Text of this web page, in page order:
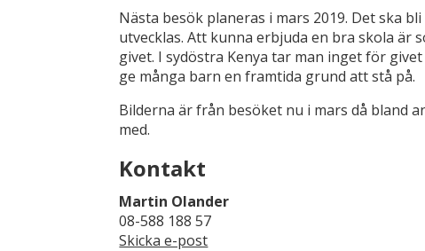
Nästa besök planeras i mars 2019. Det ska
utvecklas. Att kunna erbjuda en bra skola är
givet. I sydöstra Kenya tar man inget för
ge många barn en framtida grund att stå på.
Bilderna är från besöket nu i mars då bland
med.
Kontakt
Martin Olander
08-588 188 57
Skicka e-post